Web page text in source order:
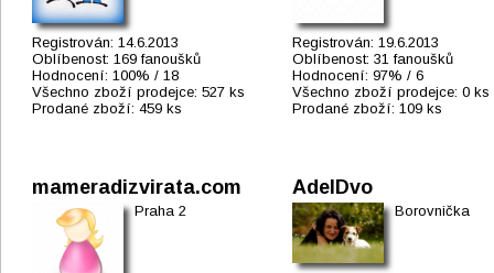
Registrován: 14.6.2013
Oblíbenost: 169 fanoušků
Hodnocení: 100% / 18
Všechno zboží prodejce: 527 ks
Prodané zboží: 459 ks
Registrován: 19.6.2013
Oblíbenost: 31 fanoušků
Hodnocení: 97% / 6
Všechno zboží prodejce: 0 ks
Prodané zboží: 109 ks
mameradizvirata.com
Praha 2
AdelDvo
Borovnička